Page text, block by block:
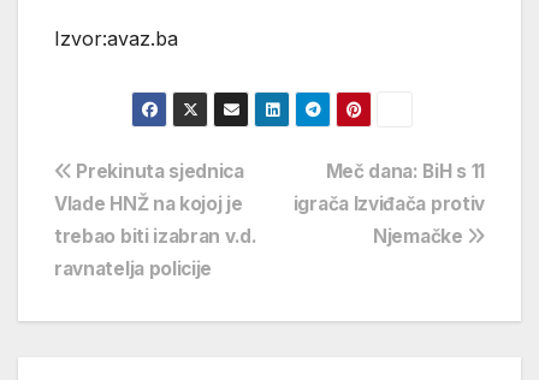
Izvor:avaz.ba
Navigacija
objava
Meč dana: BiH s 11
igrača Izviđača protiv
Njemačke
Prekinuta sjednica
Vlade HNŽ na kojoj je
trebao biti izabran v.d.
ravnatelja policije